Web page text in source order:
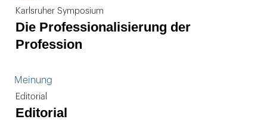
Karlsruher Symposium
Die Professionalisierung der
Profession
Meinung
Editorial
Editorial